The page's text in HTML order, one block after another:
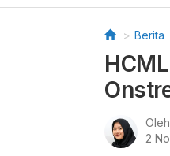
Berita
Oleh
2